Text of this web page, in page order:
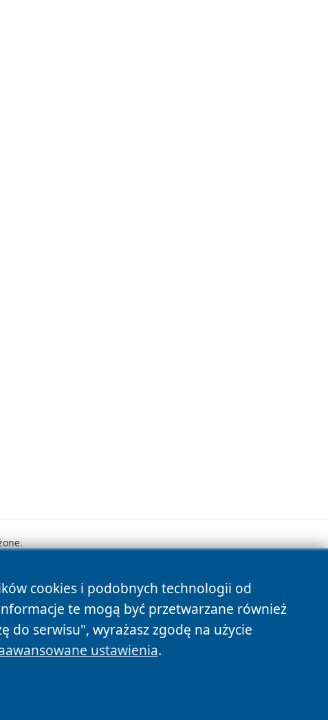
cookies i podobnych technologii od
te mogą być przetwarzane również
do serwisu", wyrażasz zgodę na użycie
ustawienia.